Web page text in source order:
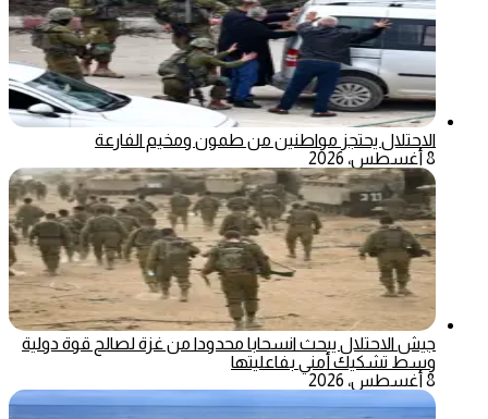
الاحتلال يحتجز مواطنين من طمون ومخيم الفارعة
8 أغسطس، 2026
جيش الاحتلال يبحث انسحابا محدودا من غزة لصالح قوة دولية
وسط تشكيك أمني بفاعليتها
8 أغسطس، 2026